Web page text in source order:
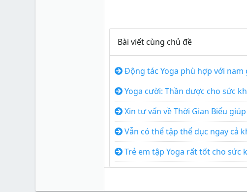
Bài viết cùng chủ đề
Động tác Yoga phù hợp với nam
Yoga cười: Thần dược cho sức
Xin tư vấn về Thời Gian Biểu
Vẫn có thể tập thể dục ngay cả
Trẻ em tập Yoga rất tốt cho sức